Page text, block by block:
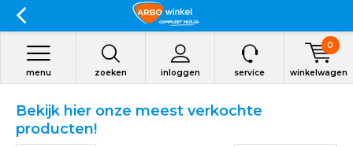
zoeken inloggen
menu service winkelwagen
0
Bekijk hier onze meest verkochte
producten!